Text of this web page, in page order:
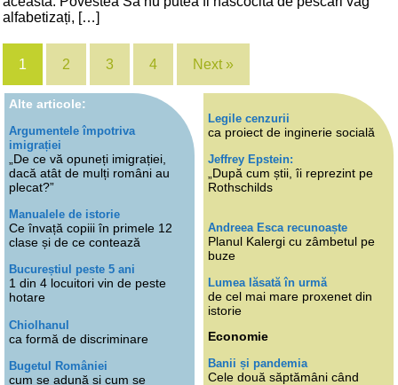
alfabetizați, […]
1 2 3 4 Next »
Alte articole:
Argumentele împotriva
imigrației
„De ce vă opuneți imigrației,
dacă atât de mulți români au
plecat?”
Manualele de istorie
Ce învață copiii în primele 12
clase și de ce contează
Bucureștiul peste 5 ani
1 din 4 locuitori vin de peste
hotare
Chiolhanul
ca formă de discriminare
Bugetul României
cum se adună și cum se
Legile cenzurii
ca proiect de inginerie socială
Jeffrey Epstein:
„După cum știi, îi reprezint pe
Rothschilds
Andreea Esca recunoaște
Planul Kalergi cu zâmbetul pe
buze
Lumea lăsată în urmă
de cel mai mare proxenet din
istorie
Economie
Banii și pandemia
Cele două săptămâni când